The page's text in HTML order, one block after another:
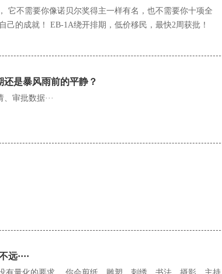
它不需要你像诺贝尔奖得主一样有名，也不需要你十项全
己的成就！ EB-1A绕开排期，低价移民，最快2周获批！
是暴风雨前的平静？
审批数据···
····